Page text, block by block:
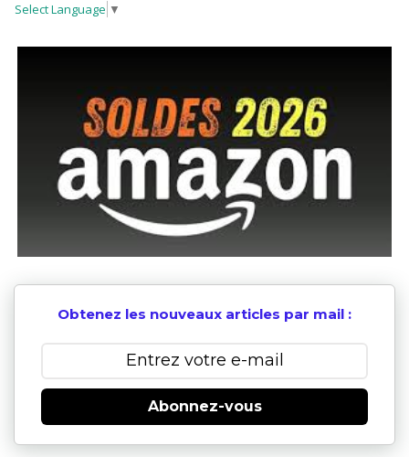
Select Language ▼
Obtenez les nouveaux articles par mail :
Abonnez-vous